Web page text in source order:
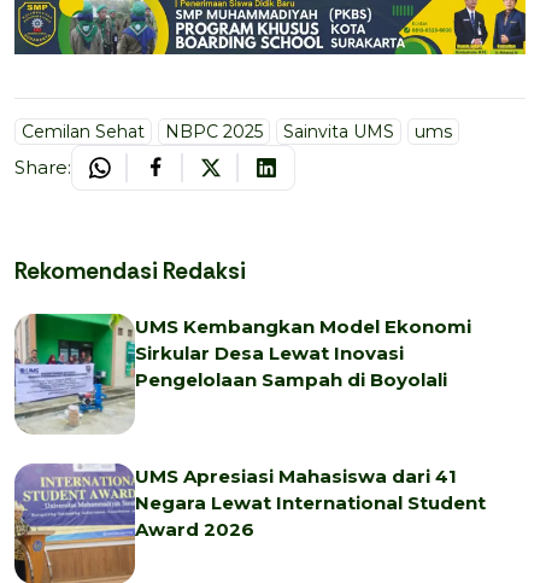
Cemilan Sehat NBPC 2025 Sainvita UMS ums
Share:
Rekomendasi Redaksi
UMS Kembangkan Model Ekonomi
Sirkular Desa Lewat Inovasi
Pengelolaan Sampah di Boyolali
UMS Apresiasi Mahasiswa dari 41
Negara Lewat International Student
Award 2026